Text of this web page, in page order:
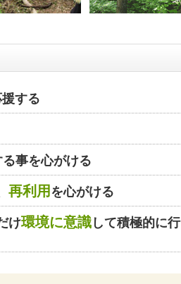
する
事を心がける
再利用 を心がける
け環境に意識して積極的に行